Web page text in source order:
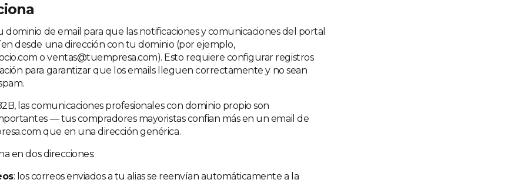
dominio de email para que las notificaciones y comunicaciones del portal
desde una dirección con tu dominio (por ejemplo,
o ventas@tuempresa.com). Esto requiere configurar registros
para garantizar que los emails lleguen correctamente y no sean
las comunicaciones profesionales con dominio propio son
— tus compradores mayoristas confian más en un email de
que en una dirección genérica.
en dos direcciones:
: los correos enviados a tu alias se reenvían automáticamente a la